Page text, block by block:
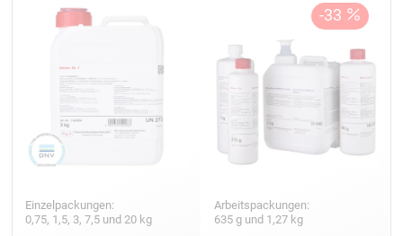
Einzelpackungen:
0,75, 1,5, 3, 7,5 und 20 kg
Arbeitspackungen:
635 g und 1,27 kg